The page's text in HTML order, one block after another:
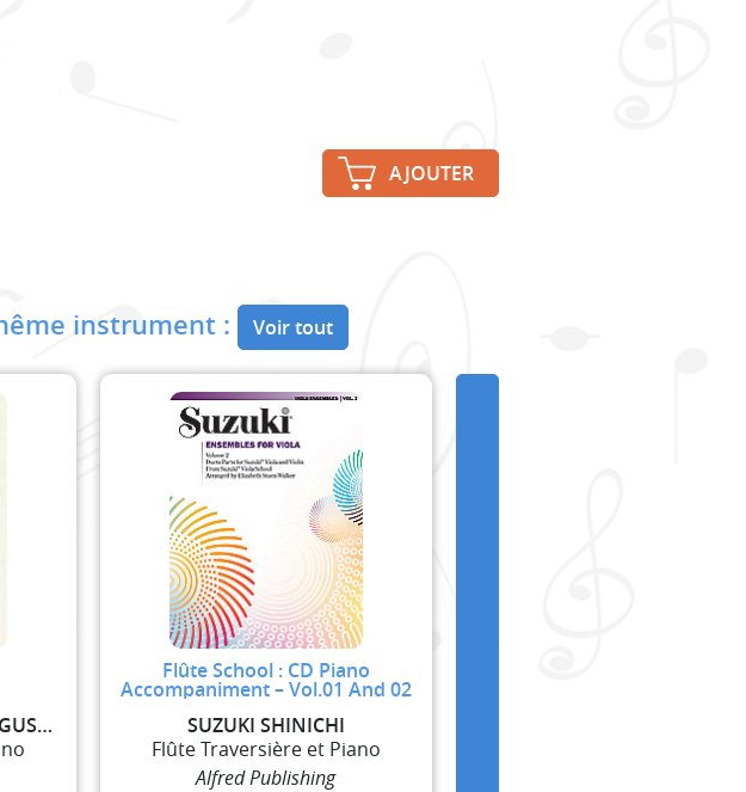
AJOUTER
instrument : Voir tout
DEMERSSEMAN JULES-AUGUSTE
Flûte School : CD Piano
Accompaniment – Vol.01 And 02
SUZUKI SHINICHI
Flûte Traversière et Piano
Alfred Publishing